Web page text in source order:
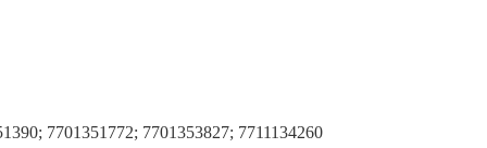
7701351772; 7701353827; 7711134260